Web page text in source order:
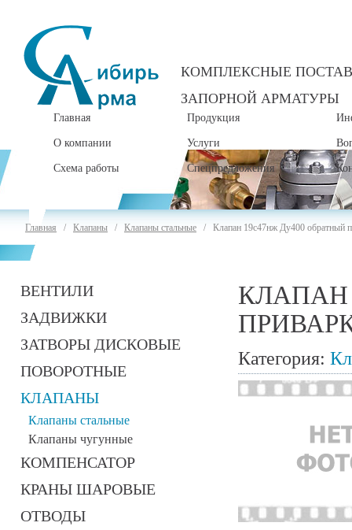
КОМПЛЕКСНЫЕ
ЗАПОРНОЙ АРМАТУРЫ
Главная Продукция
О компании Услуги
Схема работы Спецпредложения
ВЕНТИЛИ
ЗАДВИЖКИ
ЗАТВОРЫ ДИСКОВЫЕ
ПОВОРОТНЫЕ
КЛАПАНЫ
Клапаны стальные
Клапаны чугунные
КОМПЕНСАТОР
КРАНЫ ШАРОВЫЕ
ОТВОДЫ
Главная / Клапаны / Клапаны стальные / Клапан 19с47нж Ду400 обратный
КЛАПАН
Категория: